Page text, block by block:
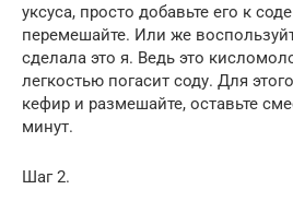
уксуса, просто добавьте его к
перемешайте. Или же
сделала это я. Ведь это
легкостью погасит соду. Для
кефир и размешайте, оставьте
минут.
Шаг 2.